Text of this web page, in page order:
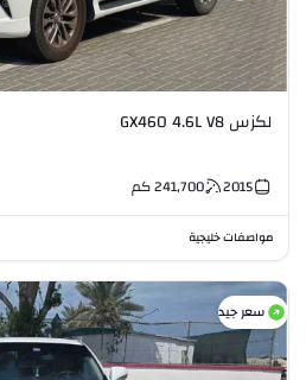
لكزس GX460 4.6L V8
2015
241,700كم
مواصفات خليجية
سعر جيد